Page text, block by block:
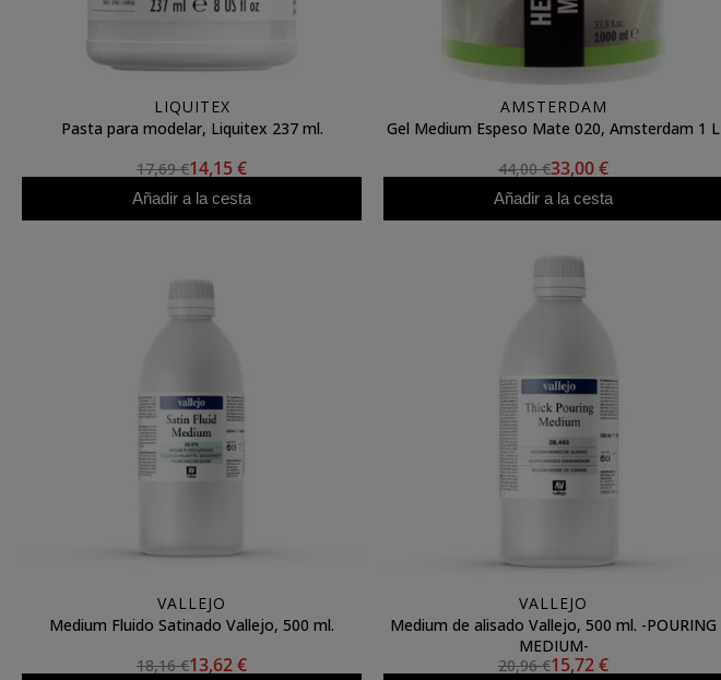
LIQUITEX
Pasta para modelar, Liquitex 237 ml.
17,69 €14,15 €
Añadir a la cesta
AMSTERDAM
Gel Medium Espeso Mate 020, Amsterdam 1 L
44,00 €33,00 €
Añadir a la cesta
VALLEJO
Medium Fluido Satinado Vallejo, 500 ml.
18,16 €13,62 €
VALLEJO
Medium de alisado Vallejo, 500 ml. -POURING
MEDIUM-
20,96 €15,72 €